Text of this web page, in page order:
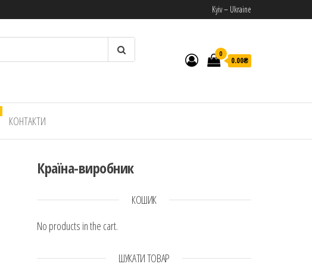
Kyiv – Ukraine
0
0.00₴
КОНТАКТИ
Країна-виробник
КОШИК
No products in the cart.
ШУКАТИ ТОВАР